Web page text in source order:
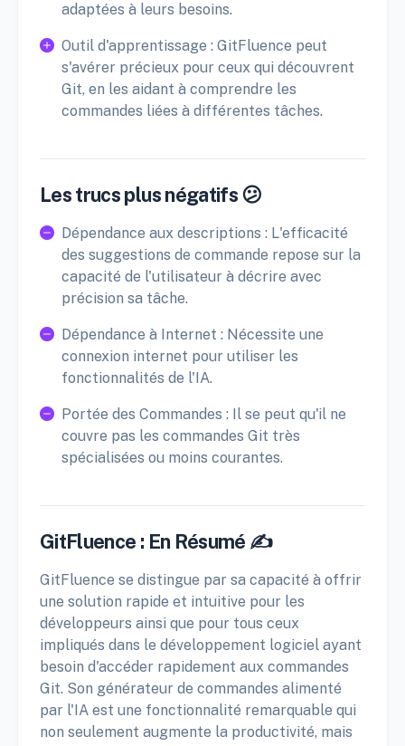
adaptées à leurs besoins.
Outil d'apprentissage : GitFluence peut
s'avérer précieux pour ceux qui découvrent
Git, en les aidant à comprendre les
commandes liées à différentes tâches.
Les trucs plus négatifs 😕
Dépendance aux descriptions : L'efficacité
des suggestions de commande repose sur la
capacité de l'utilisateur à décrire avec
précision sa tâche.
Dépendance à Internet : Nécessite une
connexion internet pour utiliser les
fonctionnalités de l'IA.
Portée des Commandes : Il se peut qu'il ne
couvre pas les commandes Git très
spécialisées ou moins courantes.
GitFluence : En Résumé ✍️
GitFluence se distingue par sa capacité à offrir
une solution rapide et intuitive pour les
développeurs ainsi que pour tous ceux
impliqués dans le développement logiciel ayant
besoin d'accéder rapidement aux commandes
Git. Son générateur de commandes alimenté
par l'IA est une fonctionnalité remarquable qui
non seulement augmente la productivité, mais